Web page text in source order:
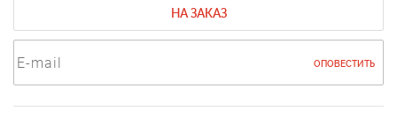
НА ЗАКАЗ
ОПОВЕСТИТЬ